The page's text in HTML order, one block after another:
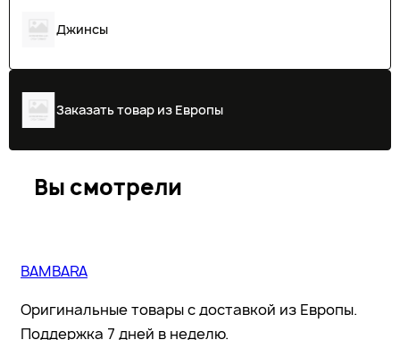
Джинсы
Заказать товар из Европы
Вы смотрели
BAMBARA
Оригинальные товары с доставкой из Европы.
Поддержка 7 дней в неделю.